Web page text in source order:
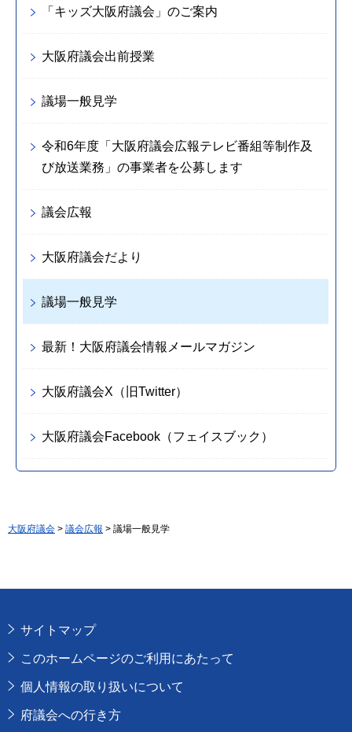
「キッズ大阪府議会」のご案内
大阪府議会出前授業
議場一般見学
令和6年度「大阪府議会広報テレビ番組等制作及
び放送業務」の事業者を公募します
議会広報
大阪府議会だより
議場一般見学
最新！大阪府議会情報メールマガジン
大阪府議会X（旧Twitter）
大阪府議会Facebook（フェイスブック）
大阪府議会 > 議会広報 > 議場一般見学
サイトマップ
このホームページのご利用にあたって
個人情報の取り扱いについて
府議会への行き方